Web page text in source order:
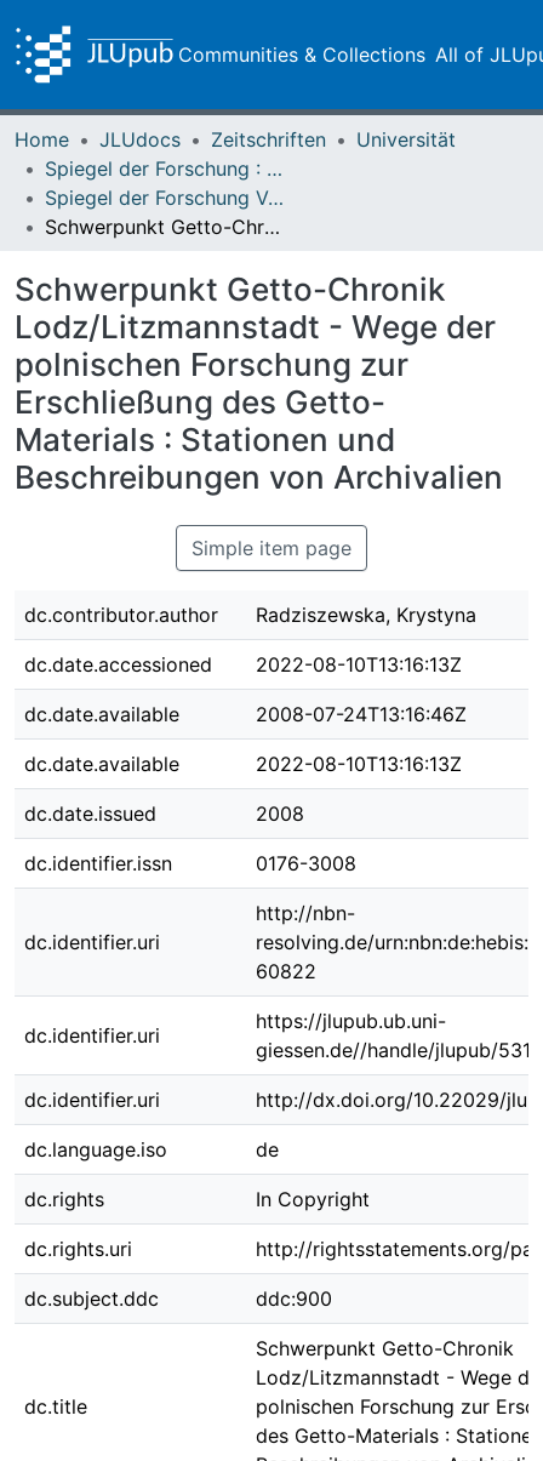
Communities & Collections All of
Home JLUdocs Zeitschriften
Universität
Spiegel der Forschung : Wissenschaftsmagazin
Spiegel der Forschung Vol. 25 (2008) Heft 1
Schwerpunkt Getto-Chronik Lodz/Litzmannstadt - Wege der polnischen Forschung zur Erschließung des Getto-Materials : Stationen und Beschreibungen von Archivalien
Schwerpunkt Getto-Chronik
Lodz/Litzmannstadt - Wege der
polnischen Forschung zur
Erschließung des Getto-
Materials : Stationen und
Beschreibungen von Archivalien
Simple item page
dc.contributor.author Radziszewska, Krystyna
dc.date.accessioned 2022-08-10T13:16:13Z
dc.date.available 2008-07-24T13:16:46Z
dc.date.available 2022-08-10T13:16:13Z
dc.date.issued 2008
dc.identifier.issn 0176-3008
dc.identifier.uri
http://nbn-
resolving.de/
60822
dc.identifier.uri
https://jlupub.ub.uni-
giessen.de//handle/jlupub/5317
dc.identifier.uri http://dx.doi.org/10.22029/
dc.language.iso de
dc.rights In Copyright
dc.rights.uri http://rightsstatements.org/
dc.subject.ddc ddc:900
dc.title
Schwerpunkt Getto-Chronik
Lodz/Litzmannstadt - Wege
polnischen Forschung zur
des Getto-Materials :